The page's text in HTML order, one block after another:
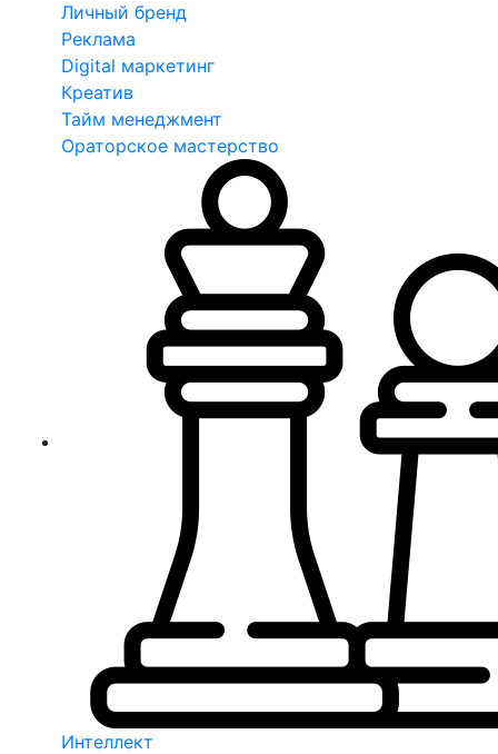
Личный бренд
Реклама
Digital маркетинг
Креатив
Тайм менеджмент
Ораторское мастерство
Интеллект